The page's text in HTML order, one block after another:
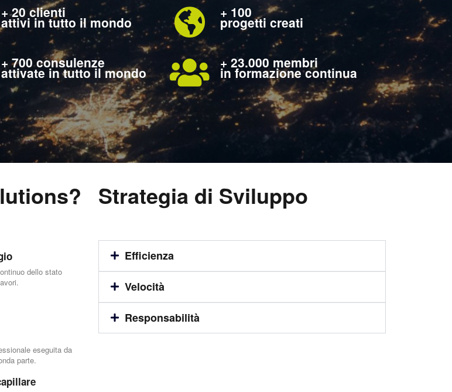
+ 20 clienti
attivi in tutto il mondo
+ 100
progetti creati
+ 700 consulenze
attivate in tutto il mondo
+ 23.000 membri
in formazione continua
dello stato
eseguita da
parte.
Strategia di Sviluppo
Efficienza
Velocità
Responsabilità